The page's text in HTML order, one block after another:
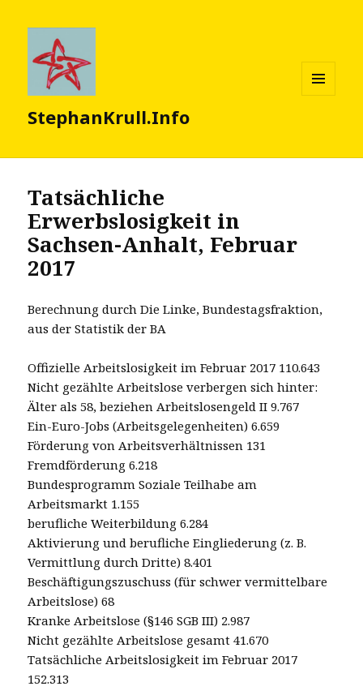
StephanKrull.Info
Tatsächliche
Erwerbslosigkeit in
Sachsen-Anhalt, Februar
2017
Berechnung durch Die Linke, Bundestagsfraktion,
aus der Statistik der BA
Offizielle Arbeitslosigkeit im Februar 2017 110.643
Nicht gezählte Arbeitslose verbergen sich hinter:
Älter als 58, beziehen Arbeitslosengeld II 9.767
Ein-Euro-Jobs (Arbeitsgelegenheiten) 6.659
Förderung von Arbeitsverhältnissen 131
Fremdförderung 6.218
Bundesprogramm Soziale Teilhabe am
Arbeitsmarkt 1.155
berufliche Weiterbildung 6.284
Aktivierung und berufliche Eingliederung (z. B.
Vermittlung durch Dritte) 8.401
Beschäftigungszuschuss (für schwer vermittelbare
Arbeitslose) 68
Kranke Arbeitslose (§146 SGB III) 2.987
Nicht gezählte Arbeitslose gesamt 41.670
Tatsächliche Arbeitslosigkeit im Februar 2017
152.313